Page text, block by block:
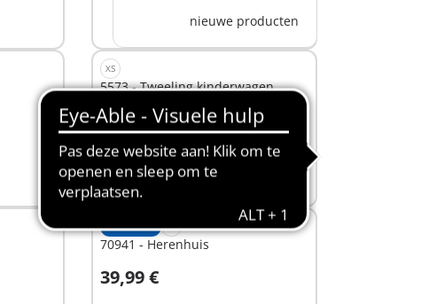
nieuwe producten
XS
5573 - Tweeling kinderwagen
10,99 €
In winkelwagen
EXCLUSIEF L
70941 - Herenhuis
39,99 €
In winkelwagen